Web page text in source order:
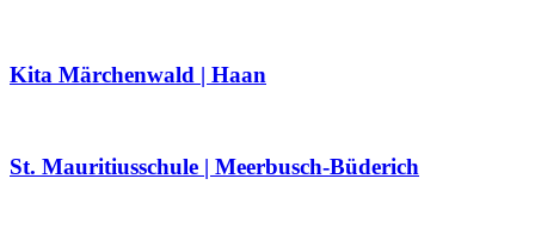
Kita Märchenwald | Haan
St. Mauritiusschule | Meerbusch-Büderich